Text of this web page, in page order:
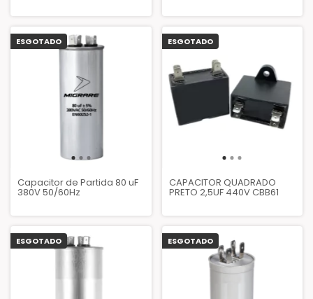
ESGOTADO
Capacitor de Partida 80 uF
380V 50/60Hz
ESGOTADO
CAPACITOR QUADRADO
PRETO 2,5UF 440V CBB61
ESGOTADO ESGOTADO